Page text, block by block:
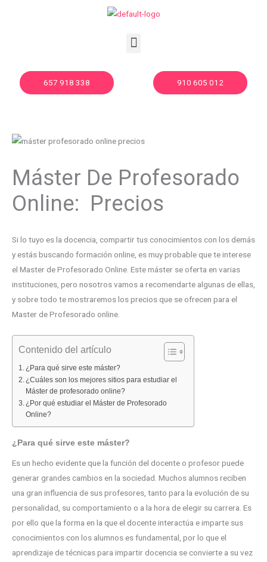
Menu
657 918 338 910 605 012
Máster De Profesorado
Online: Precios
Si lo tuyo es la docencia, compartir tus conocimientos con los demás
y estás buscando formación online, es muy probable que te interese
el Master de Profesorado Online. Este máster se oferta en varias
instituciones, pero nosotros vamos a recomendarte algunas de ellas,
y sobre todo te mostraremos los precios que se ofrecen para el
Master de Profesorado online.
Contenido del artículo
¿Para qué sirve este máster?
¿Cuáles son los mejores sitios para estudiar el
Máster de profesorado online?
¿Por qué estudiar el Máster de Profesorado
Online?
¿Para qué sirve este máster?
Es un hecho evidente que la función del docente o profesor puede
generar grandes cambios en la sociedad. Muchos alumnos reciben
una gran influencia de sus profesores, tanto para la evolución de su
personalidad, su comportamiento o a la hora de elegir su carrera. Es
por ello que la forma en la que el docente interactúa e imparte sus
conocimientos con los alumnos es fundamental, por lo que el
aprendizaje de técnicas para impartir docencia se convierte a su vez